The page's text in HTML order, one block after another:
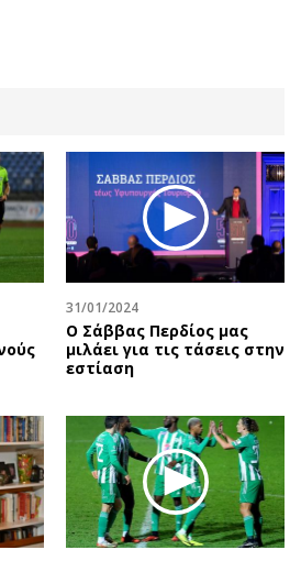
ΣΥΝΔΕΣΗ
Απόψεις
Αρθρογραφία
The Hill
Υγεία
Αγγελίες
Πωλούνται
Ζητούν εργασία
Θέσεις εργασίας
Geek
Νέα
31/01/2024
Ο Σάββας Περδίος μας
μιλάει για τις τάσεις στην
εστίαση